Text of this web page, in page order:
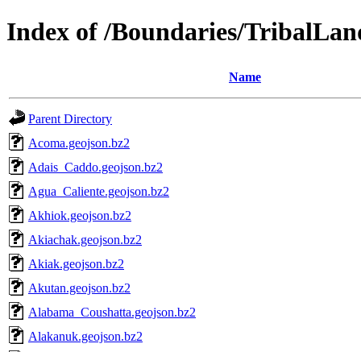
Index of /Boundaries/
Name
Parent Directory
Acoma.geojson.bz2
Adais_Caddo.geojson.bz2
Agua_Caliente.geojson.bz2
Akhiok.geojson.bz2
Akiachak.geojson.bz2
Akiak.geojson.bz2
Akutan.geojson.bz2
Alabama_Coushatta.geojson.bz2
Alakanuk.geojson.bz2